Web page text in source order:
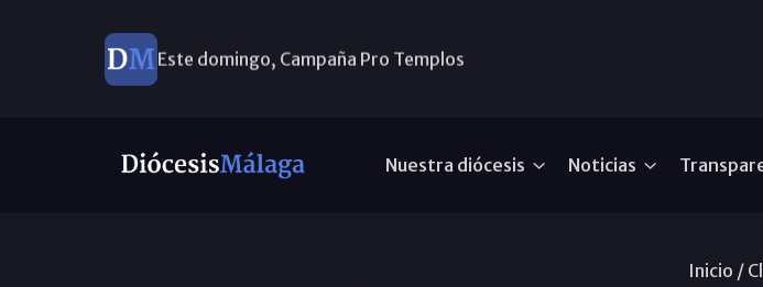
Este domingo, Campaña Pro Templos
Nuestra diócesis Noticias
Inicio /